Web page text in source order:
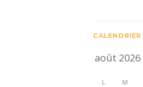
CALENDRIER
L M